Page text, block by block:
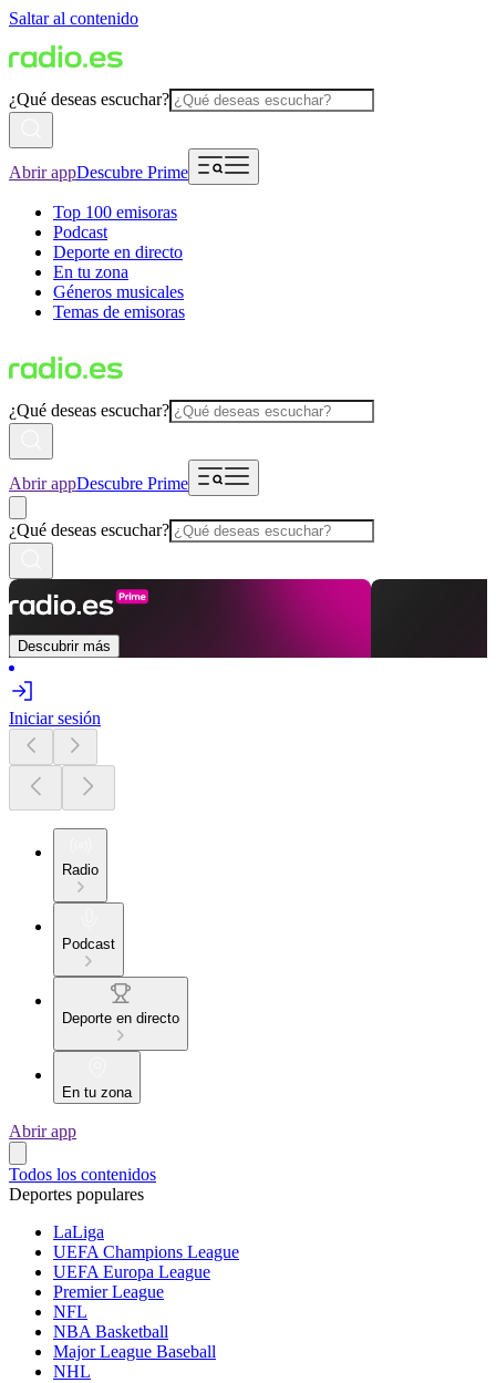
Saltar al contenido
¿Qué deseas escuchar?
Abrir appDescubre Prime
Top 100 emisoras
Podcast
Deporte en directo
En tu zona
Géneros musicales
Temas de emisoras
¿Qué deseas escuchar?
Abrir appDescubre Prime
¿Qué deseas escuchar?
Descubrir más
Iniciar sesión
Radio
Podcast
Deporte en directo
En tu zona
Abrir app
Todos los contenidos
Deportes populares
LaLiga
UEFA Champions League
UEFA Europa League
Premier League
NFL
NBA Basketball
Major League Baseball
NHL